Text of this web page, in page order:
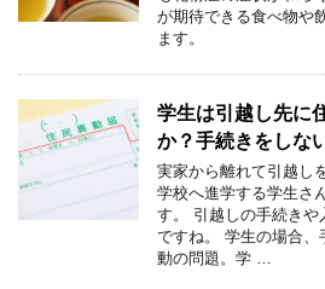
が期待できる食べ物や
ます。
学生は引越し先に
か？手続きをしな
実家から離れて引越し
学校へ進学する学生さ
す。 引越しの手続き
ですね。 学生の場合
動の問題。学 …